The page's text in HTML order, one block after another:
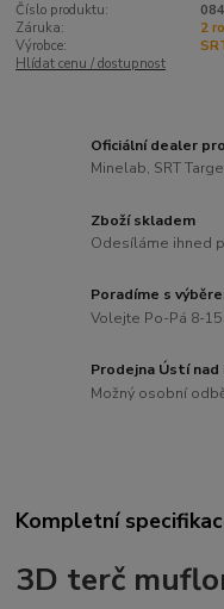
Číslo produktu:
Záruka:
2
Výrobce:
Hlídat cenu / dostupnost
Oficiální dealer
Minelab, SRT
Zboží skladem
Odesíláme ihned
Poradíme s
Volejte Po-Pá 8-
Prodejna Ústí nad
Možný osobní
Kompletní
3D terč